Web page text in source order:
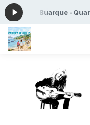
Buarque - Quantas